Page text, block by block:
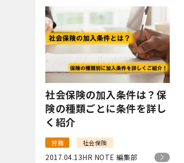
社会保険の加入条件は？保
険の種類ごとに条件を詳し
く紹介
労務 社会保険
2017.04.13HR NOTE 編集部